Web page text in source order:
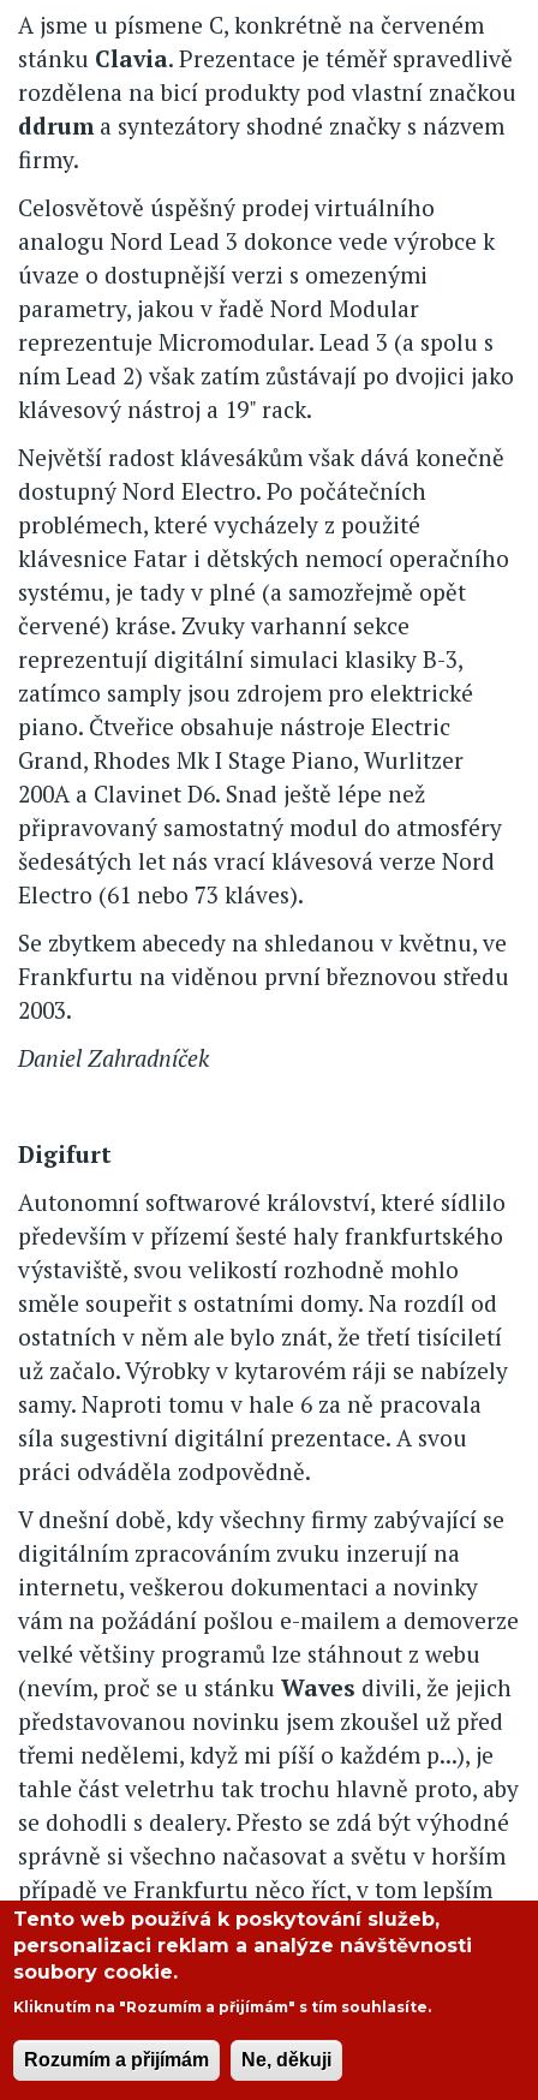
A jsme u písmene C, konkrétně na červeném
stánku Clavia. Prezentace je téměř spravedlivě
rozdělena na bicí produkty pod vlastní značkou
ddruma syntezátory shodné značky s názvem
firmy.
Celosvětově úspěšný prodej virtuálního
analogu Nord Lead 3 dokonce vede výrobce k
úvaze o dostupnější verzi s omezenými
parametry, jakou v řadě Nord Modular
reprezentuje Micromodular. Lead 3 (a spolu s
ním Lead 2) však zatím zůstávají po dvojici jako
klávesový nástroj a 19" rack.
Největší radost klávesákům však dává konečně
dostupný Nord Electro. Po počátečních
problémech, které vycházely z použité
klávesnice Fatar i dětských nemocí operačního
systému, je tady v plné (a samozřejmě opět
červené) kráse. Zvuky varhanní sekce
reprezentují digitální simulaci klasiky B-3,
zatímco samply jsou zdrojem pro elektrické
piano. Čtveřice obsahuje nástroje Electric
Grand, Rhodes Mk I Stage Piano, Wurlitzer
200A a Clavinet D6. Snad ještě lépe než
připravovaný samostatný modul do atmosféry
šedesátých let nás vrací klávesová verze Nord
Electro (61 nebo 73 kláves).
Se zbytkem abecedy na shledanou v květnu, ve
Frankfurtu na viděnou první březnovou středu
2003.
Daniel Zahradníček
Digifurt
Autonomní softwarové království, které sídlilo
především v přízemí šesté haly frankfurtského
výstaviště, svou velikostí rozhodně mohlo
směle soupeřit s ostatními domy. Na rozdíl od
ostatních v něm ale bylo znát, že třetí tisíciletí
už začalo. Výrobky v kytarovém ráji se nabízely
samy. Naproti tomu v hale 6 za ně pracovala
síla sugestivní digitální prezentace. A svou
práci odváděla zodpovědně.
V dnešní době, kdy všechny firmy zabývající se
digitálním zpracováním zvuku inzerují na
internetu, veškerou dokumentaci a novinky
vám na požádání pošlou e-mailem a demoverze
velké většiny programů lze stáhnout z webu
(nevím, proč se u stánku Waves divili, že jejich
představovanou novinku jsem zkoušel už před
třemi nedělemi, když mi píší o každém p...), je
tahle část veletrhu tak trochu hlavně proto, aby
se dohodli s dealery. Přesto se zdá být výhodné
správně si všechno načasovat a světu v horším
případě ve Frankfurtu něco říct, v tom lepším
něco nového představit.
S oznamováním mě překvapil
se v počítačích uživatelů trošku zabydlel jeho
Sonar a sotva se číslo jeho verze vyšplhalo na
1.5, už deklaruje nový program Sonar 2.0, který
Tento web používá k poskytování služeb,
personalizaci reklam a analýze návštěvnosti
soubory cookie.
Kliknutím na "Rozumím a přijímám" s tím souhlasíte.
Rozumím a přijímám Ne, děkuji